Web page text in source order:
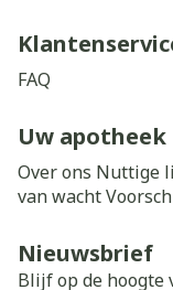
FAQ
Uw apotheek
Over ons Nuttige
van wacht
Nieuwsbrief
Blijf op de hoogte